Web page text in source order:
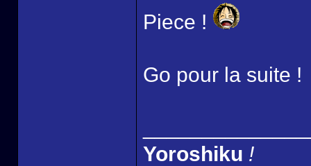
Piece !
Go pour la suite !
Yoroshiku !